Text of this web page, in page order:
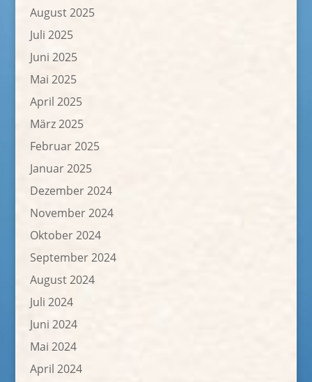
August 2025
Juli 2025
Juni 2025
Mai 2025
April 2025
März 2025
Februar 2025
Januar 2025
Dezember 2024
November 2024
Oktober 2024
September 2024
August 2024
Juli 2024
Juni 2024
Mai 2024
April 2024